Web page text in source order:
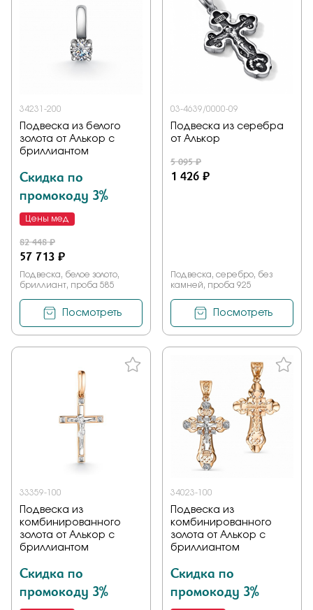
34231-200
Подвеска из белого
золота от Алькор с
бриллиантом
Скидка по
промокоду 3%
Цены мед
82 448 ₽
57 713 ₽
Подвеска, белое золото,
бриллиант, проба 585
Посмотреть
03-4639/0000-09
Подвеска из серебра
от Алькор
5 095 ₽
1 426 ₽
Подвеска, серебро, без
камней, проба 925
Посмотреть
33359-100
Подвеска из
комбинированного
золота от Алькор с
бриллиантом
Скидка по
промокоду 3%
34023-100
Подвеска из
комбинированного
золота от Алькор с
бриллиантом
Скидка по
промокоду 3%